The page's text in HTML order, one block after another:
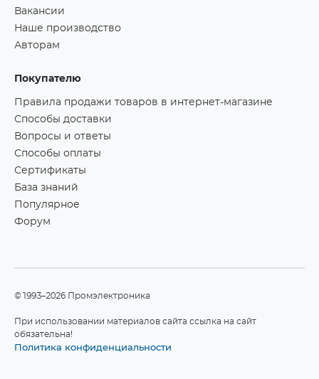
Вакансии
Наше производство
Авторам
Покупателю
Правила продажи товаров в интернет-магазине
Способы доставки
Вопросы и ответы
Способы оплаты
Сертификаты
База знаний
Популярное
Форум
©1993–2026 Промэлектроника
При использовании материалов сайта ссылка на сайт
обязательна!
Политика конфиденциальности